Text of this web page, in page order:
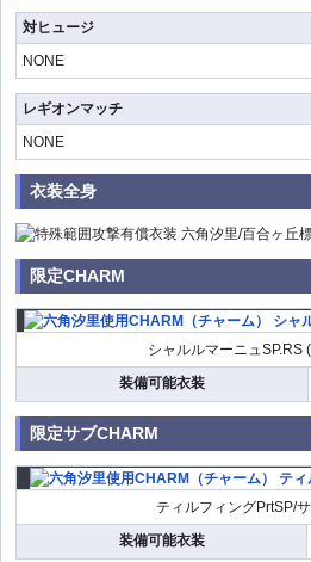
対ヒュージ
NONE
レギオンマッチ
NONE
衣装全身
限定CHARM
シャルルマーニュSP.RS
装備可能衣装
限定サブCHARM
ティルフィングPrtSP/
装備可能衣装